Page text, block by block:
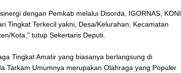
dengan Pemkab melalui Disorda, IGORNAS, KONI
Tingkat Terkecil yakni, Desa/Kelurahan, Kecamatan
Kota," tutup Sekertaris Deputi.
Tingkat Amatir yang biasanya berlangsung di
Tarkam Umumnya merupakan Olahraga yang Populer